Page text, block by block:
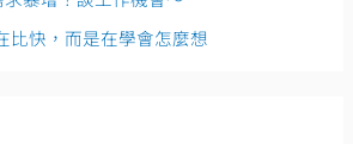
比快，而是在學會怎麼想